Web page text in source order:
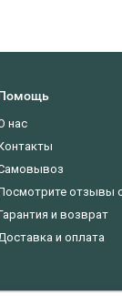
нас
отзывы
и возврат
и оплата